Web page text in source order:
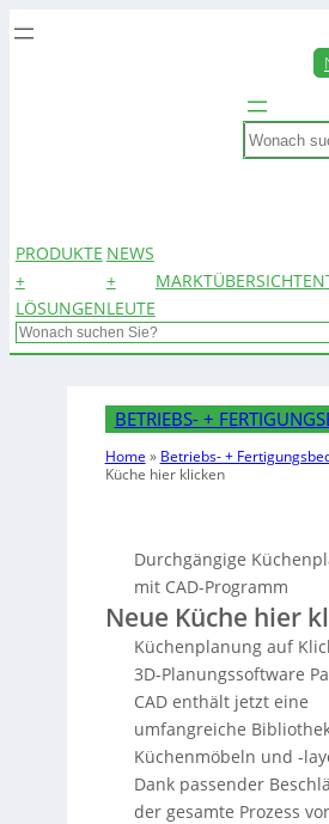
Search
PRODUKTE
+
LÖSUNGEN
NEWS
+
LEUTE
MARKTÜBERSICHTEN
Search
BETRIEBS- +
Home » Betriebs- +
Küche hier klicken
Durchgängige
mit CAD-Programm
Neue Küche hier
Küchenplanung auf
3D-Planungssoftware
CAD enthält jetzt eine
umfangreiche
Küchenmöbeln und -
Dank passender
der gesamte Prozess